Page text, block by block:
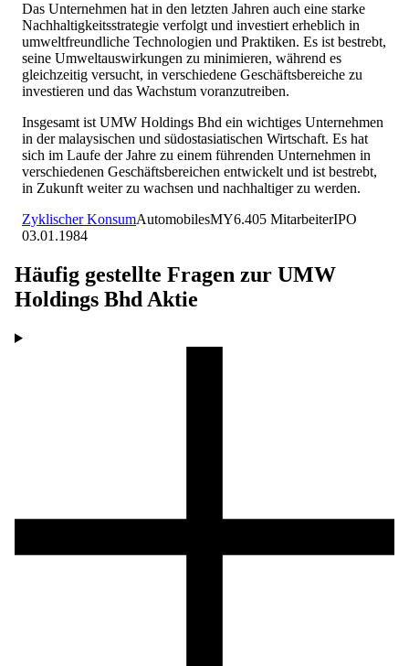
Das Unternehmen hat in den letzten Jahren auch eine starke
Nachhaltigkeitsstrategie verfolgt und investiert erheblich in
umweltfreundliche Technologien und Praktiken. Es ist bestrebt,
seine Umweltauswirkungen zu minimieren, während es
gleichzeitig versucht, in verschiedene Geschäftsbereiche zu
investieren und das Wachstum voranzutreiben.
Insgesamt ist UMW Holdings Bhd ein wichtiges Unternehmen
in der malaysischen und südostasiatischen Wirtschaft. Es hat
sich im Laufe der Jahre zu einem führenden Unternehmen in
verschiedenen Geschäftsbereichen entwickelt und ist bestrebt,
in Zukunft weiter zu wachsen und nachhaltiger zu werden.
Zyklischer KonsumAutomobilesMY6.405 MitarbeiterIPO
03.01.1984
Häufig gestellte Fragen zur UMW
Holdings Bhd Aktie